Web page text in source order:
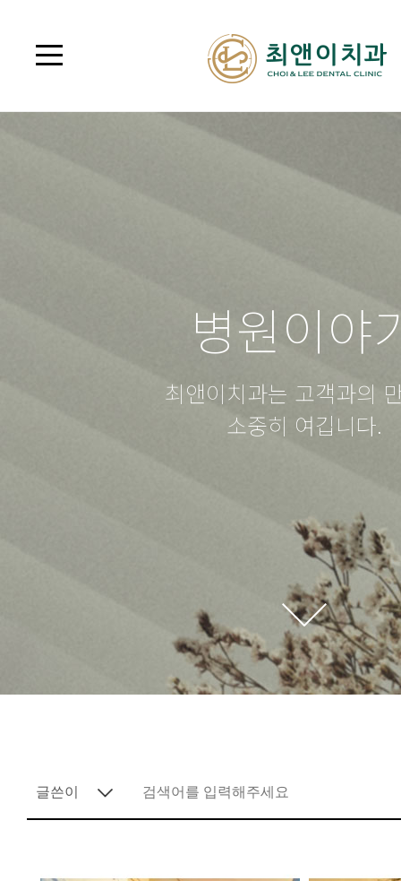
병원이야
최앤이치과는 고객과의
소중히 여깁니다.